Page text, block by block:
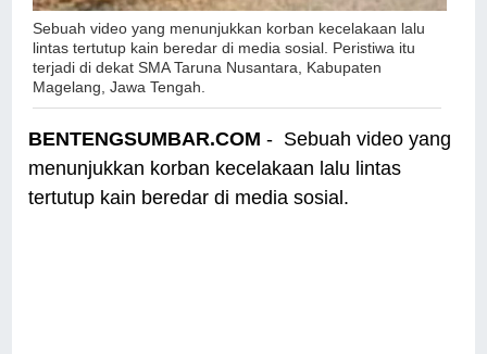
Sebuah video yang menunjukkan korban kecelakaan lalu
lintas tertutup kain beredar di media sosial. Peristiwa itu
terjadi di dekat SMA Taruna Nusantara, Kabupaten
Magelang, Jawa Tengah.
BENTENGSUMBAR.COM - Sebuah video yang
menunjukkan korban kecelakaan lalu lintas
tertutup kain beredar di media sosial.